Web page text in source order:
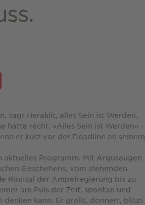
sagt Heraklit, alles Sein ist Werden.
hatte recht. »Alles Sein ist Werden« -
er kurz vor der Deadline an seinem
aktuelles Programm. Mit Argusaugen
Geschehens, vom stehenden
Rinnsal der Ampelregierung bis zu
am Puls der Zeit, spontan und
denken kann. Er grollt, donnert, blitzt